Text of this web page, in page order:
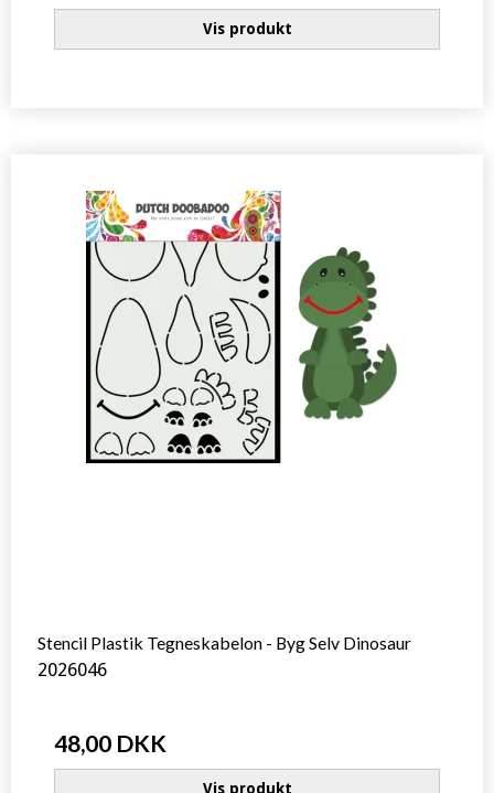
Vis produkt
Stencil Plastik Tegneskabelon - Byg Selv Dinosaur
2026046
48,00 DKK
Vis produkt